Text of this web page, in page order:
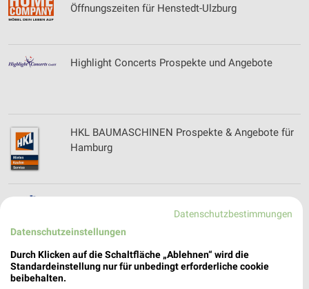
Öffnungszeiten für Henstedt-Ulzburg
Highlight Concerts Prospekte und Angebote
HKL BAUMASCHINEN Prospekte & Angebote für
Hamburg
HOLTEX Online Prospekt für Lübeck
Datenschutzbestimmungen
Datenschutzeinstellungen
Durch Klicken auf die Schaltfläche „Ablehnen“ wird die
Standardeinstellung nur für unbedingt erforderliche cookie
beibehalten.